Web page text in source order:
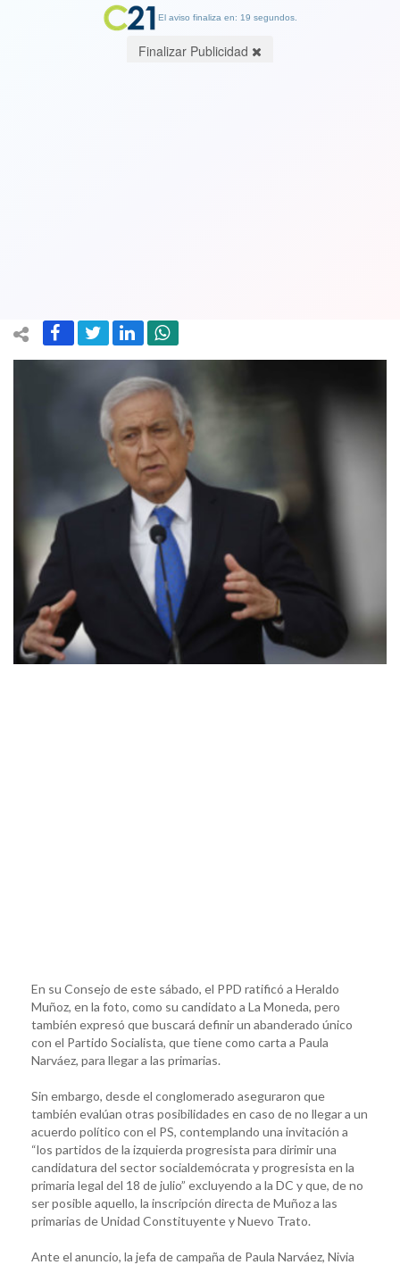
En su Consejo de este sábado, el PPD ratificó a Heraldo
Muñoz, en la foto, como su candidato a La Moneda, pero
también expresó que buscará definir un abanderado único
con el Partido Socialista, que tiene como carta a Paula
Narváez, para llegar a las primarias.
Sin embargo, desde el conglomerado aseguraron que
también evalúan otras posibilidades en caso de no llegar a un
acuerdo político con el PS, contemplando una invitación a
“los partidos de la izquierda progresista para dirimir una
candidatura del sector socialdemócrata y progresista en la
primaria legal del 18 de julio” excluyendo a la DC y que, de no
ser posible aquello, la inscripción directa de Muñoz a las
primarias de Unidad Constituyente y Nuevo Trato.
Ante el anuncio, la jefa de campaña de Paula Narváez, Nivia
El aviso finaliza en: 19 segundos.
Finalizar Publicidad